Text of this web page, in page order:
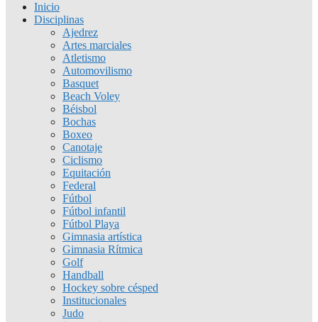
Inicio
Disciplinas
Ajedrez
Artes marciales
Atletismo
Automovilismo
Basquet
Beach Voley
Béisbol
Bochas
Boxeo
Canotaje
Ciclismo
Equitación
Federal
Fútbol
Fútbol infantil
Fútbol Playa
Gimnasia artística
Gimnasia Rítmica
Golf
Handball
Hockey sobre césped
Institucionales
Judo